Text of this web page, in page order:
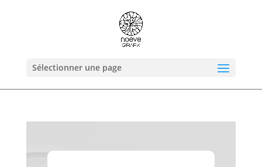
Sélectionner une page